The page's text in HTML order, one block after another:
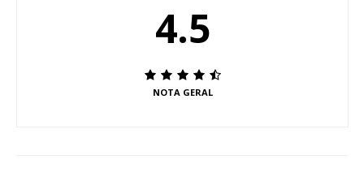
4.5
NOTA GERAL